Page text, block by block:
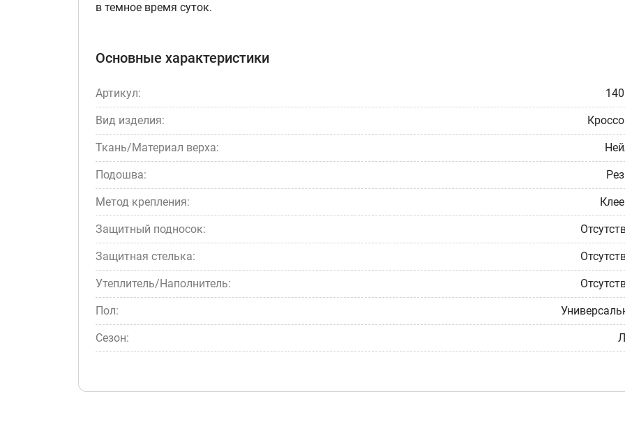
в темное время суток.
Основные характеристики
Артикул:
Вид изделия:
Ткань/Материал верха:
Подошва:
Метод крепления:
Защитный подносок:
Защитная стелька:
Утеплитель/Наполнитель:
Пол:
Сезон: